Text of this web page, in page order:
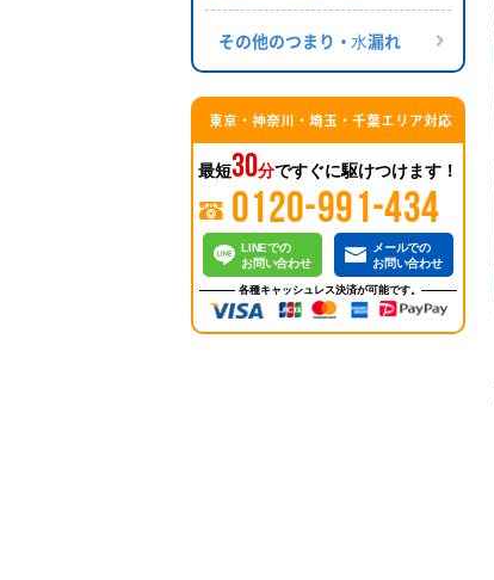
その他のつまり・⽔漏れ
東京・神奈川・埼玉・千葉エリア対応
最短30分ですぐに駆けつけます！
0120-991-434
LINEでの
お問い合わせ
メールでの
お問い合わせ
各種キャッシュレス決済が可能です。